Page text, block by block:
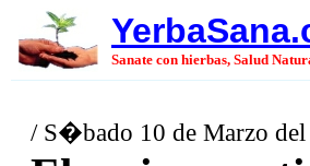
Sanate con hierbas, Salud
/ S�bado 10 de Marzo